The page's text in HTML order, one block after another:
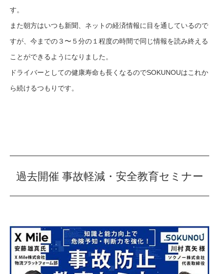
す。
また朝⽅はいつも新聞、ネットの経済情報に⽬を通しているので
すが、今までの３〜５分の１程度の時間で同じ情報を読み終える
ことができるようになりました。
ドライバーとしての健康寿命も⻑くなるのでSOKUNOUはこれか
ら続けるつもりです。
過去開催 事故軽減・安全教育セミナー